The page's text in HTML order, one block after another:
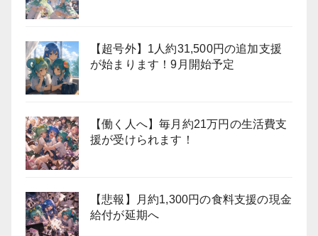
【超号外】1人約31,500円の追加支援
が始まります！9月開始予定
【働く人へ】毎月約21万円の生活費支
援が受けられます！
【悲報】月約1,300円の食料支援の現金
給付が延期へ